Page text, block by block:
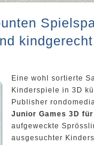
Eine wohl sortierte
Kinderspiele in 3D
Publisher
Junior Games 3D
aufgeweckte
ausgesuchter